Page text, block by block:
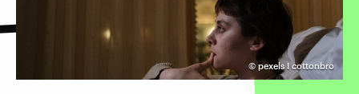
©pexels I cottonbro